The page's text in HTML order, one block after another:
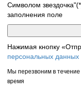
Символом
заполнения поле
Нажимая кнопку
персональных данных
Мы перезвоним в течение
время